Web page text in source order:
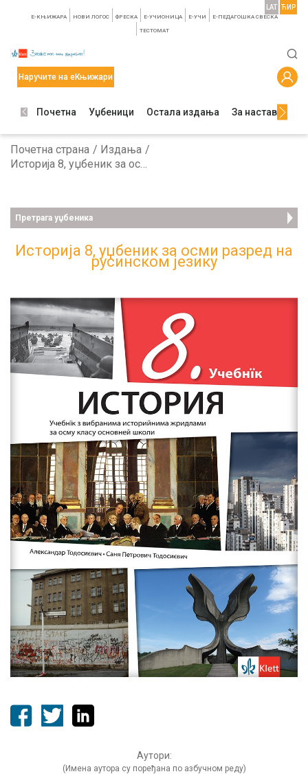
E-КЊИЖАРА НОВИ ЛОГОС ФРЕСКА E-УЧИОНИЦА E-УЧИ Е-ПЕДАГОШКА СВЕСКА
TЕСТОМАТ
LAT ЋИР
Наручите на еКњижари
Почетна Уџбеници Остала издања За наставнике
Почетна страна
Издања
Историја 8, уџбеник за осми разред на русинском језику
Претрага уџбеника
Историја 8, уџбеник за осми разред на
русинском језику
Аутори:
(Имена аутора су поређана по азбучном реду)